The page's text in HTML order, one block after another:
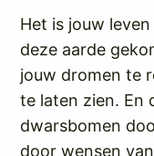
Het is jouw
deze aarde
jouw dromen te
te laten zien. En
dwarsbomen
door wensen